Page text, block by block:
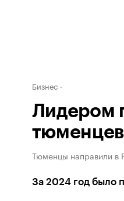
Бизнес
Лидером
тюменцев
Тюменцы направили в
За 2024 год было